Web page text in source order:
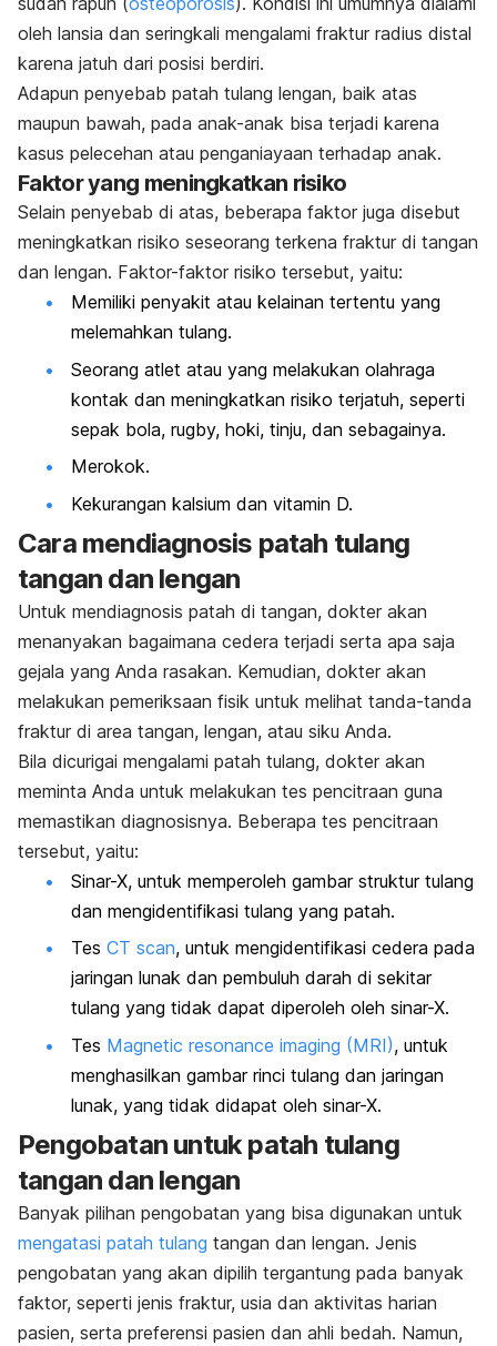
oleh lansia dan seringkali mengalami fraktur radius distal
karena jatuh dari posisi berdiri.
Adapun penyebab patah tulang lengan, baik atas
maupun bawah, pada anak-anak bisa terjadi karena
kasus pelecehan atau penganiayaan terhadap anak.
Faktor yang meningkatkan risiko
Selain penyebab di atas, beberapa faktor juga disebut
meningkatkan risiko seseorang terkena fraktur di tangan
dan lengan. Faktor-faktor risiko tersebut, yaitu:
Memiliki penyakit atau kelainan tertentu yang
melemahkan tulang.
Seorang atlet atau yang melakukan olahraga
kontak dan meningkatkan risiko terjatuh, seperti
sepak bola, rugby, hoki, tinju, dan sebagainya.
Merokok.
Kekurangan kalsium dan vitamin D.
Cara mendiagnosis patah tulang
tangan dan lengan
Untuk mendiagnosis patah di tangan, dokter akan
menanyakan bagaimana cedera terjadi serta apa saja
gejala yang Anda rasakan. Kemudian, dokter akan
melakukan pemeriksaan fisik untuk melihat tanda-tanda
fraktur di area tangan, lengan, atau siku Anda.
Bila dicurigai mengalami patah tulang, dokter akan
meminta Anda untuk melakukan tes pencitraan guna
memastikan diagnosisnya. Beberapa tes pencitraan
tersebut, yaitu:
Sinar-X, untuk memperoleh gambar struktur tulang
dan mengidentifikasi tulang yang patah.
Tes CT scan, untuk mengidentifikasi cedera pada
jaringan lunak dan pembuluh darah di sekitar
tulang yang tidak dapat diperoleh oleh sinar-X.
Tes Magnetic resonance imaging (MRI), untuk
menghasilkan gambar rinci tulang dan jaringan
lunak, yang tidak didapat oleh sinar-X.
Pengobatan untuk patah tulang
tangan dan lengan
Banyak pilihan pengobatan yang bisa digunakan untuk
mengatasi patah tulang tangan dan lengan. Jenis
pengobatan yang akan dipilih tergantung pada banyak
faktor, seperti jenis fraktur, usia dan aktivitas harian
pasien, serta preferensi pasien dan ahli bedah. Namun,